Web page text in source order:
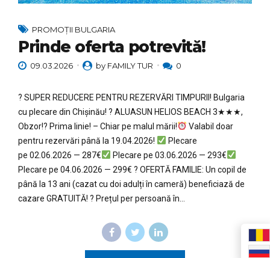
PROMOȚII BULGARIA
Prinde oferta potrevită!
09.03.2026 by FAMILY TUR 0
? SUPER REDUCERE PENTRU REZERVĂRI TIMPURII! Bulgaria
cu plecare din Chișinău! ? ALUASUN HELIOS BEACH 3★★★,
Obzor!? Prima linie! – Chiar pe malul mării!
Valabil doar
pentru rezervări până la 19.04.2026!
Plecare
pe 02.06.2026 — 287€
Plecare pe 03.06.2026 — 293€
Plecare pe 04.06.2026 — 299€ ? OFERTĂ FAMILIE: Un copil de
până la 13 ani (cazat cu doi adulți în cameră) beneficiază de
cazare GRATUITĂ! ? Prețul per persoană în...